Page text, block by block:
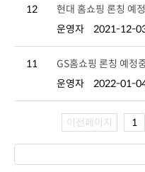
12
현대 홈쇼핑 론칭 예
운영자
2021-12-
11
GS홈쇼핑 론칭 예정
운영자
2022-01-
이전페이지 1